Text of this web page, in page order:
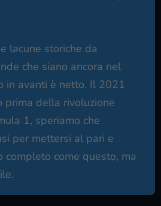
lacune storiche da
che siano ancora nel
in avanti è netto. Il 2021
prima della rivoluzione
1, speriamo che
per mettersi al pari e
completo come questo, ma